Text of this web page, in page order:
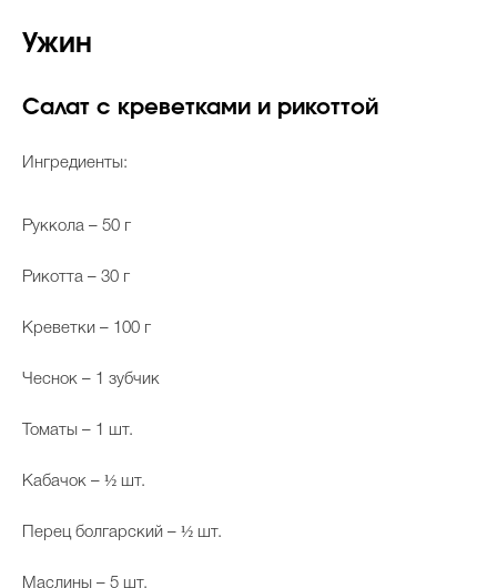
Ужин
Салат с креветками и рикоттой
Ингредиенты:
Руккола – 50 г
Рикотта – 30 г
Креветки – 100 г
Чеснок – 1 зубчик
Томаты – 1 шт.
Кабачок – ½ шт.
Перец болгарский – ½ шт.
Маслины – 5 шт.